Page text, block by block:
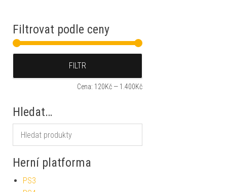
Filtrovat podle ceny
FILTR
Cena: 120Kč — 1.400Kč
Hledat…
Herní platforma
PS3